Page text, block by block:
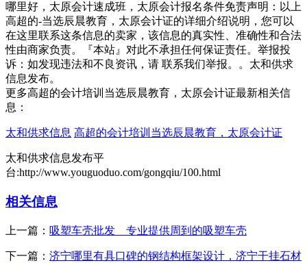
哪里好，太原会计速成班，太原会计报名条件免责声明：以上
高超的-当选辰晨教育，太原会计证的详细介绍说明，您可以
在这里联系这条信息的卖家，该信息的真实性、准确性和合法
性由商家负责。『本站』对此不承担任何保证责任。举报投
诉：如发现违法和不良资讯，请 联系我们举报。。太和供求
信息发布。
更多高超的会计培训当选辰晨教育，太原会计证最新相关信
息：
太和供求信息 高超的会计培训当选辰晨教育，太原会计证
太和供求信息发布平
台:http://www.youguoduo.com/gongqiu/100.html
相关信息
上一篇： 吸塑车壳批发 专业提供周到的吸塑车壳
下一篇： 济宁哪里有具口碑的钢结构框架设计，济宁干挂石材